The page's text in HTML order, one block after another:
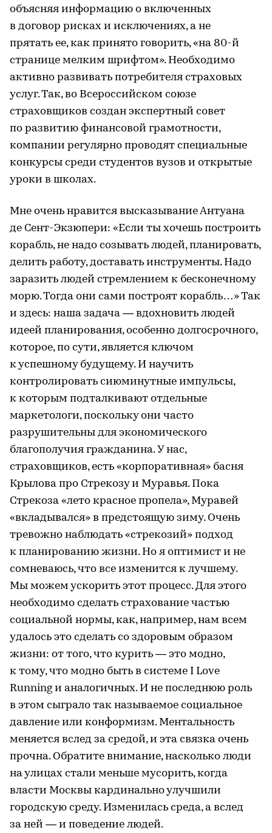
объясняя информацию о включенных
в договор рисках и исключениях, а не
прятать ее, как принято говорить, «на 80-й
странице мелким шрифтом». Необходимо
активно развивать потребителя страховых
услуг. Так, во Всероссийском союзе
страховщиков создан экспертный совет
по развитию финансовой грамотности,
компании регулярно проводят специальные
конкурсы среди студентов вузов и открытые
уроки в школах.
Мне очень нравится высказывание Антуана
де Сент-Экзюпери: «Если ты хочешь построить
корабль, не надо созывать людей, планировать,
делить работу, доставать инструменты. Надо
заразить людей стремлением к бесконечному
морю. Тогда они сами построят корабль…» Так
и здесь: наша задача — вдохновить людей
идеей планирования, особенно долгосрочного,
которое, по сути, является ключом
к успешному будущему. И научить
контролировать сиюминутные импульсы,
к которым подталкивают отдельные
маркетологи, поскольку они часто
разрушительны для экономического
благополучия гражданина. У нас,
страховщиков, есть «корпоративная» басня
Крылова про Стрекозу и Муравья. Пока
Стрекоза «лето красное пропела», Муравей
«вкладывался» в предстоящую зиму. Очень
тревожно наблюдать «стрекозий» подход
к планированию жизни. Но я оптимист и не
сомневаюсь, что все изменится к лучшему.
Мы можем ускорить этот процесс. Для этого
необходимо сделать страхование частью
социальной нормы, как, например, нам всем
удалось это сделать со здоровым образом
жизни: от того, что курить — это модно,
к тому, что модно быть в системе I Love
Running и аналогичных. И не последнюю роль
в этом сыграло так называемое социальное
давление или конформизм. Ментальность
меняется вслед за средой, и эта связка очень
прочна. Обратите внимание, насколько люди
на улицах стали меньше мусорить, когда
власти Москвы кардинально улучшили
городскую среду. Изменилась среда, а вслед
за ней — и поведение людей.